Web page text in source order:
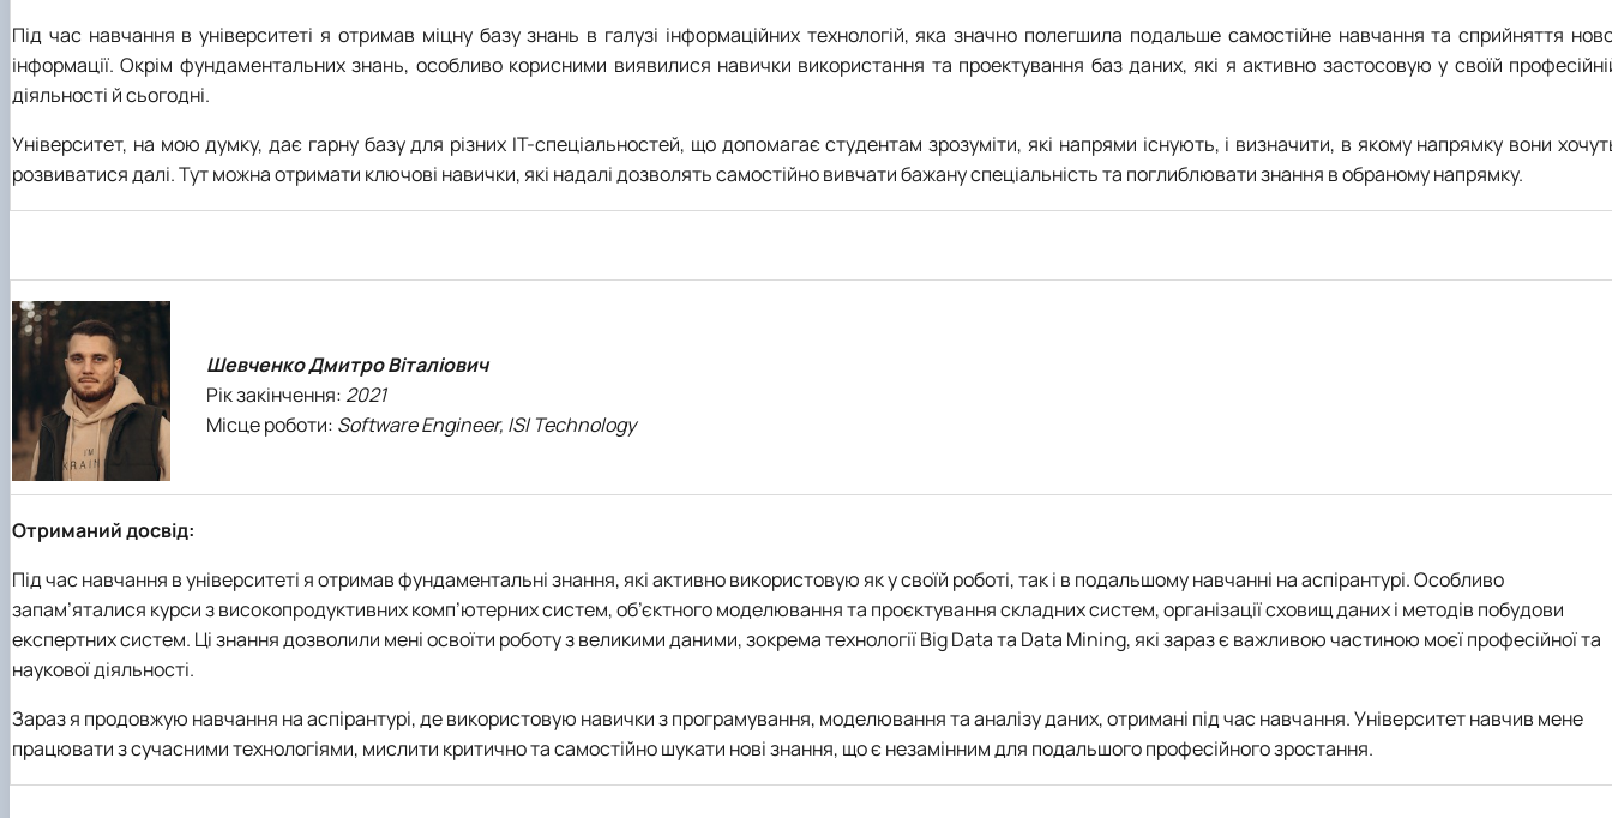
Під час навчання в університеті я отримав міцну базу знань в галузі інформаційних технологій, яка значно полегшила подальше самостійне навчання та сприйняття
інформації. Окрім фундаментальних знань, особливо корисними виявилися навички використання та проектування баз даних, які я активно застосовую у своїй
діяльності й сьогодні.
Університет, на мою думку, дає гарну базу для різних ІТ-спеціальностей, що допомагає студентам зрозуміти, які напрями існують, і визначити, в якому напрямку вони
розвиватися далі. Тут можна отримати ключові навички, які надалі дозволять самостійно вивчати бажану спеціальність та поглиблювати знання в обраному напрямку.
Шевченко Дмитро Віталіович
Рік закінчення: 2021
Місце роботи: Software Engineer, ISI Technology
Отриманий досвід:
Під час навчання в університеті я отримав фундаментальні знання, які активно використовую як у своїй роботі, так і в подальшому навчанні на аспірантурі. Особливо
запам’яталися курси з високопродуктивних комп’ютерних систем, об’єктного моделювання та проєктування складних систем, організації сховищ даних і методів побудови
експертних систем. Ці знання дозволили мені освоїти роботу з великими даними, зокрема технології Big Data та Data Mining, які зараз є важливою частиною моєї професійної та
наукової діяльності.
Зараз я продовжую навчання на аспірантурі, де використовую навички з програмування, моделювання та аналізу даних, отримані під час навчання. Університет навчив мене
працювати з сучасними технологіями, мислити критично та самостійно шукати нові знання, що є незамінним для подальшого професійного зростання.